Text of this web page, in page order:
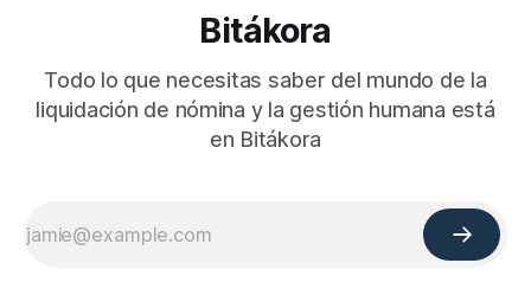
Bitákora
Todo lo que necesitas saber del mundo de la
liquidación de nómina y la gestión humana está
en Bitákora